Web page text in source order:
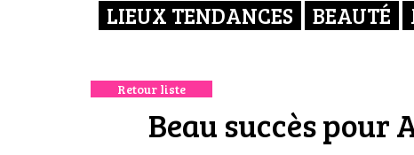
LIEUX TENDANCES
BEAUTÉ
Retour liste
Beau succès pour